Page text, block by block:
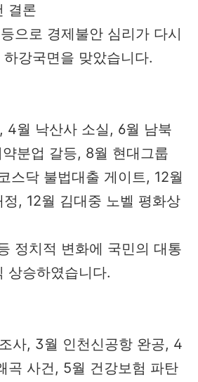
결론
으로 경제불안 심리가 다시
강국면을 맞았습니다.
4월 낙산사 소실, 6월 남북
분업 갈등, 8월 현대그룹
스닥 불법대출 게이트, 12월
, 12월 김대중 노벨 평화상
정치적 변화에 국민의 대통
상승하였습니다.
사, 3월 인천신공항 완공, 4
곡 사건, 5월 건강보험 파탄